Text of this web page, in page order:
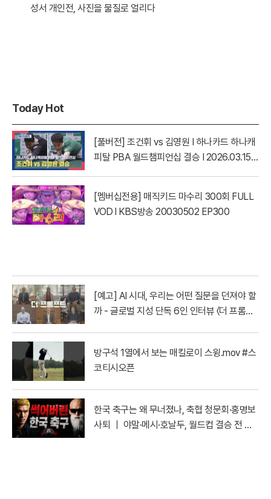
성서 개인전, 사진을 물질로 얼리다
Today Hot
[풀버전] 조건휘 vs 김영원 I 하나카드 하나캐
피탈 PBA 월드챔피언십 결승 I 2026.03.15
[멤버십전용] 매직키드 마수리 300회 FULL
VOD l KBS방송 20030502 EP300
[예고] AI 시대, 우리는 어떤 질문을 던져야 할
까 - 글로벌 지성 단독 6인 인터뷰 〈더 프롬프
방구석 1열에서 보는 매킬로이 스윙.mov #스
코티시오픈
한국 축구는 왜 무너졌나, 축협 청문회·홍명보
사퇴 ｜ 야말·메시·호날두, 월드컵 결승 전 마